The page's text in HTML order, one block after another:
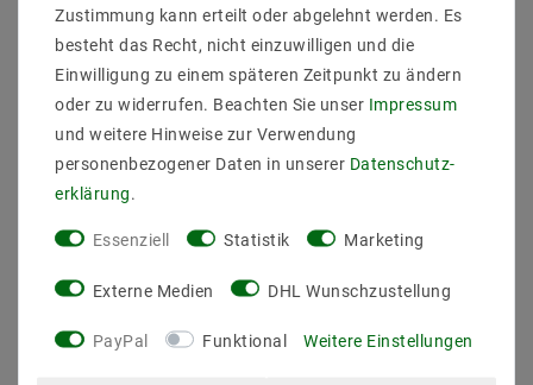
Farbe der Platine : Weiß
Hinweis
Werden die LED-Strips für mehrere Stunden am Tag
betrieben. empfehlen wir eine zusätzliche Kühlung.
Zum Beispiel bietet die Montage auf
Aluminiumprofilen eine gute Wärmeableitung. Gerade
ist ein zusätzlicher Kühlkörper notwendig. Die
empfohlene Betriebstemperatur sollte immer
eingehalten werden und die Strips dürfen nicht an
engen oder geschlossenen Plätzen ohne
Zustimmung kann erteilt oder abgelehnt werden. Es
besteht das Recht, nicht einzuwilligen und die
Einwilligung zu einem späteren Zeitpunkt zu ändern
oder zu widerrufen. Beachten Sie unser Impressum
und weitere Hinweise zur Verwendung
personenbezogener Daten in unserer Daten­schutz­
erklärung.
Essenziell Statistik Marketing
Externe Medien DHL Wunschzustellung
PayPal Funktional Weitere Einstellungen